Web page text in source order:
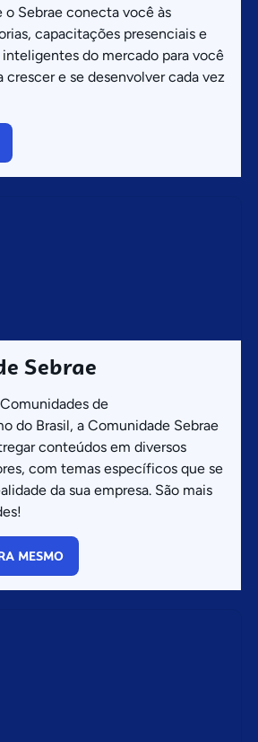
o Sebrae conecta você às
capacitações presenciais e
do mercado para você
crescer e se desenvolver cada vez
Sebrae
de
do Brasil, a Comunidade Sebrae
conteúdos em diversos
com temas específicos que se
da sua empresa. São mais
MESMO